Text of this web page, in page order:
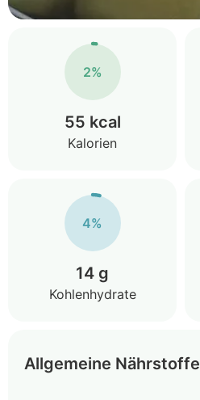
2%
55 kcal
Kalorien
4%
14 g
Kohlenhydrate
Allgemeine Nährstoffe